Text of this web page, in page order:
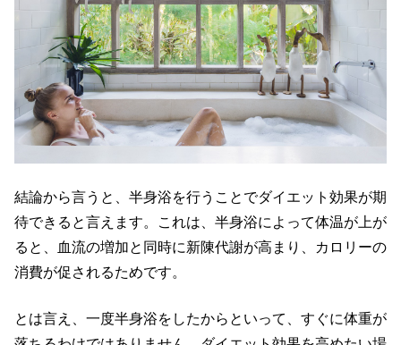
結論から言うと、半身浴を行うことでダイエット効果が期
待できると言えます。これは、半身浴によって体温が上が
ると、血流の増加と同時に新陳代謝が高まり、カロリーの
消費が促されるためです。
とは言え、一度半身浴をしたからといって、すぐに体重が